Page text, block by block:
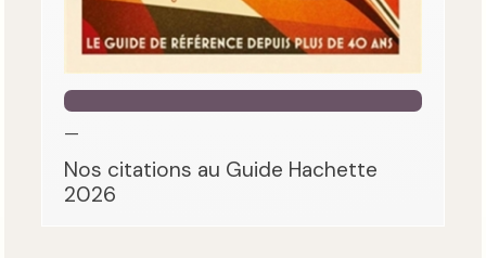
—
Nos citations au Guide Hachette
2026